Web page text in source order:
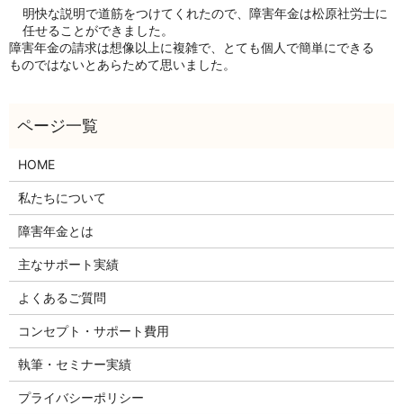
明快な説明で道筋をつけてくれたので、障害年金は松原社労士に
任せることができました。
障害年金の請求は想像以上に複雑で、とても個人で簡単にできる
ものではないとあらためて思いました。
HOME
私たちについて
障害年金とは
主なサポート実績
よくあるご質問
コンセプト・サポート費用
執筆・セミナー実績
プライバシーポリシー